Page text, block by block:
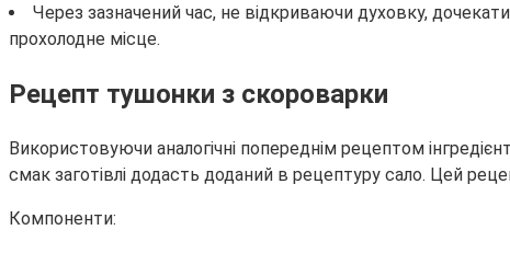
Через зазначений час, не відкриваючи духовку,
прохолодне місце.
Рецепт тушонки з скороварки
Використовуючи аналогічні попереднім рецептом
смак заготівлі додасть доданий в рецептуру сало. Цей
Компоненти: